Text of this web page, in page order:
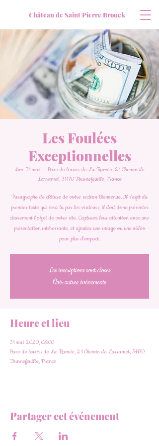
Château de Saint Pierre Brouck
Les Foulées
Exceptionnelles
dim. 31 mai
  |
Base de loisirs de La Ramée, 21 Chemin de
Larramet, 31170 Tournefeuille, France
Paragraphe de clôture de votre section Bienvenue. Il s'agit du
premier texte qui sera lu par les visiteurs, il doit donc présenter
clairement l'objet de votre site. Capturez leur attention avec une
présentation intéressante, et ajoutez une image ou une vidéo
pour plus d'impact.
Les inscriptions sont closes
Voir autres événements
Heure et lieu
31 mai 2020, 08:00
Base de loisirs de La Ramée, 21 Chemin de Larramet, 31170
Tournefeuille, France
Partager cet événement